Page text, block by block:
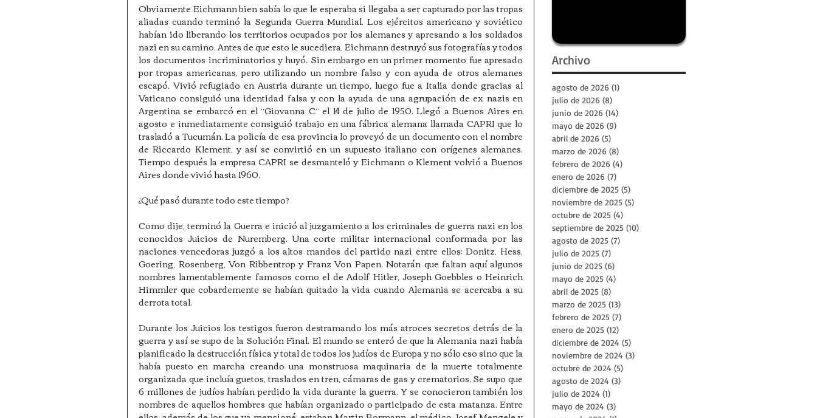
Obviamente Eichmann bien sabía lo que le esperaba si llegaba a ser capturado por las tropas
aliadas cuando terminó la Segunda Guerra Mundial. Los ejércitos americano y soviético
habían ido liberando los territorios ocupados por los alemanes y apresando a los soldados
nazi en su camino. Antes de que esto le sucediera, Eichmann destruyó sus fotografías y todos
los documentos incriminatorios y huyó. Sin embargo en un primer momento fue apresado
por tropas americanas, pero utilizando un nombre falso y con ayuda de otros alemanes
escapó. Vivió refugiado en Austria durante un tiempo, luego fue a Italia donde gracias al
Vaticano consiguió una identidad falsa y con la ayuda de una agrupación de ex nazis en
Argentina se embarcó en el “Giovanna C” el 14 de julio de 1950. Llegó a Buenos Aires en
agosto e inmediatamente consiguió trabajo en una fábrica alemana llamada CAPRI que lo
trasladó a Tucumán. La policía de esa provincia lo proveyó de un documento con el nombre
de Riccardo Klement, y así se convirtió en un supuesto italiano con orígenes alemanes.
Tiempo después la empresa CAPRI se desmanteló y Eichmann o Klement volvió a Buenos
Aires donde vivió hasta 1960.
¿Qué pasó durante todo este tiempo?
Como dije, terminó la Guerra e inició al juzgamiento a los criminales de guerra nazi en los
conocidos Juicios de Nuremberg. Una corte militar internacional conformada por las
naciones vencedoras juzgó a los altos mandos del partido nazi entre ellos: Donitz, Hess,
Goering, Rosenberg, Von Ribbentrop y Franz Von Papen. Notarán que faltan aquí algunos
nombres lamentablemente famosos como el de Adolf Hitler, Joseph Goebbles o Heinrich
Himmler que cobardemente se habían quitado la vida cuando Alemania se acercaba a su
derrota total.
Durante los Juicios los testigos fueron destramando los más atroces secretos detrás de la
guerra y así se supo de la Solución Final. El mundo se enteró de que la Alemania nazi había
planificado la destrucción física y total de todos los judíos de Europa y no sólo eso sino que la
había puesto en marcha creando una monstruosa maquinaria de la muerte totalmente
organizada que incluía guetos, traslados en tren, cámaras de gas y crematorios. Se supo que
6 millones de judíos habían perdido la vida durante la guerra. Y se conocieron también los
nombres de aquellos hombres que habían organizado o participado de esta matanza. Entre
Archivo
agosto de 2026 (1)
julio de 2026 (8)
junio de 2026 (14)
mayo de 2026 (9)
abril de 2026 (5)
marzo de 2026 (8)
febrero de 2026 (4)
enero de 2026 (7)
diciembre de 2025 (5)
noviembre de 2025 (5)
octubre de 2025 (4)
septiembre de 2025 (10)
agosto de 2025 (7)
julio de 2025 (7)
junio de 2025 (6)
mayo de 2025 (4)
abril de 2025 (8)
marzo de 2025 (13)
febrero de 2025 (7)
enero de 2025 (12)
diciembre de 2024 (5)
noviembre de 2024 (3)
octubre de 2024 (5)
agosto de 2024 (3)
julio de 2024 (1)
mayo de 2024 (3)